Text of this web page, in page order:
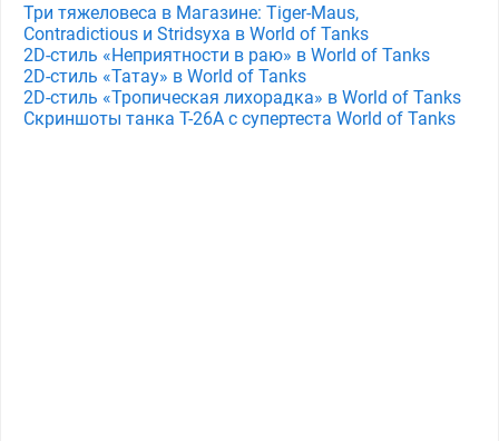
Три тяжеловеса в Магазине: Tiger-Maus,
Contradictious и Stridsyxa в World of Tanks
2D-стиль «Неприятности в раю» в World of Tanks
2D-стиль «Татау» в World of Tanks
2D-стиль «Тропическая лихорадка» в World of Tanks
Скриншоты танка T-26A с супертеста World of Tanks